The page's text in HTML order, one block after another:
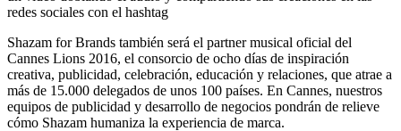
redes sociales con el hashtag
Shazam for Brands también será el partner musical oficial del
Cannes Lions 2016, el consorcio de ocho días de inspiración
creativa, publicidad, celebración, educación y relaciones, que atrae a
más de 15.000 delegados de unos 100 países. En Cannes, nuestros
equipos de publicidad y desarrollo de negocios pondrán de relieve
cómo Shazam humaniza la experiencia de marca.